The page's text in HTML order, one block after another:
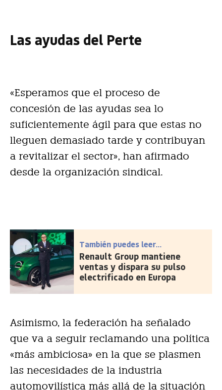
Las ayudas del Perte
«Esperamos que el proceso de
concesión de las ayudas sea lo
suficientemente ágil para que estas no
lleguen demasiado tarde y contribuyan
a revitalizar el sector», han afirmado
desde la organización sindical.
También puedes leer...
Renault Group mantiene
ventas y dispara su pulso
electrificado en Europa
Asimismo, la federación ha señalado
que va a seguir reclamando una política
«más ambiciosa» en la que se plasmen
las necesidades de la industria
automovilística más allá de la situación